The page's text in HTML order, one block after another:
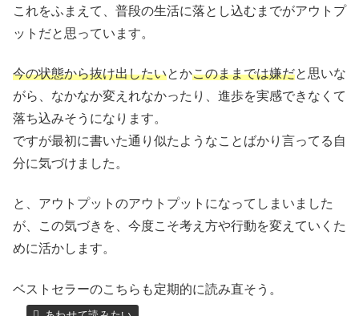
これをふまえて、普段の生活に落とし込むまでがアウトプ
ットだと思っています。
今の状態から抜け出したいとかこのままでは嫌だと思いな
がら、なかなか変えれなかったり、進歩を実感できなくて
落ち込みそうになります。
ですが最初に書いた通り似たようなことばかり言ってる自
分に気づけました。
と、アウトプットのアウトプットになってしまいました
が、この気づきを、今度こそ考え方や行動を変えていくた
めに活かします。
ベストセラーのこちらも定期的に読み直そう。